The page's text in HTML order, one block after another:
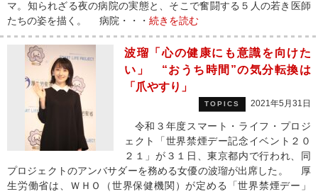
マ。知られざる夜の病院の実態と、そこで奮闘する５人の若き医師
たちの姿を描く。 病院・・・ 続きを読む
波瑠「心の健康にも意識を向けた
い」 “おうち時間”の気分転換は
「爪やすり」
TOPICS 2021年5月31日
令和３年度スマート・ライフ・プロジ
ェクト「世界禁煙デー記念イベント２０
２１」が３１日、東京都内で行われ、同
プロジェクトのアンバサダーを務める女優の波瑠が出席した。 厚
生労働省は、ＷＨＯ（世界保健機関）が定める「世界禁煙デー」